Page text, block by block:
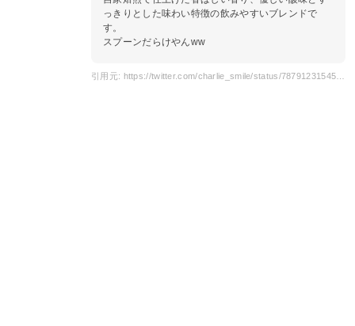
っきりとした味わい特徴の飲みやすいブレンドで
す。
スプーンだらけやんww